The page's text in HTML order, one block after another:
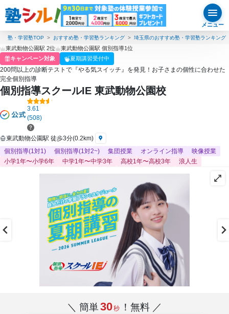
メニュー
塾・学習塾TOP おすすめ塾・学習塾ランキング 埼玉県のおすすめ塾・学習塾ランキング
東武動物公園駅 2位
東武動物公園駅 個別指導1位
キャンペーン対象
夏期講習受付中
200問以上の診断テストで『やる気スイッチ』を発見！お子さまの個性に合わせた
完全個別指導
個別指導スクールIE 東武動物公園校
3.61
(508)
東武動物公園駅 徒歩3分(0.2km)
個別指導(1対1)
個別指導(1対2~) 集団授業 オンライン指導
映像授業
小学1年〜小学6年
中学1年〜中学3年 高校1年〜高校3年 浪人生
＼ 簡単30秒 ！無料 ／